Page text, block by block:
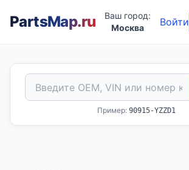
PartsMap.ru
Ваш город:
Москва
Войти
Пример: 90915-YZZD1